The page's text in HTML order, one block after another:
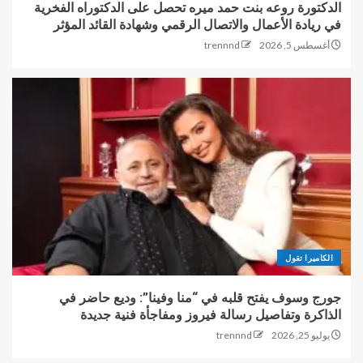
الدكتورة روعه بنت حمد ميره تحصل على الدكتوراه الفخرية
في ريادة الأعمال والاتصال الرقمي وشهادة القائد المؤثر
أغسطس 5, 2026 trennnd
الكاميرا تقول
جورج وسوف يفتح قلبه في “منا وفينا”: وديع حاضر في
الذاكرة وتفاصيل رسالة فيروز ومفاجأة فنية جديدة
يوليو 25, 2026 trennnd